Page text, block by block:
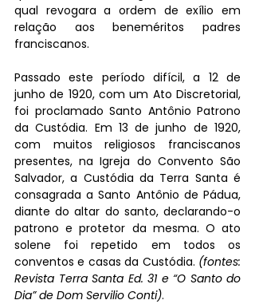
qual revogara a ordem de exílio em
relação aos beneméritos padres
franciscanos.
Passado este período difícil, a 12 de
junho de 1920, com um Ato Discretorial,
foi proclamado Santo Antônio Patrono
da Custódia. Em 13 de junho de 1920,
com muitos religiosos franciscanos
presentes, na Igreja do Convento São
Salvador, a Custódia da Terra Santa é
consagrada a Santo Antônio de Pádua,
diante do altar do santo, declarando-o
patrono e protetor da mesma. O ato
solene foi repetido em todos os
conventos e casas da Custódia. (fontes:
Revista Terra Santa Ed. 31 e “O Santo do
Dia” de Dom Servilio Conti).